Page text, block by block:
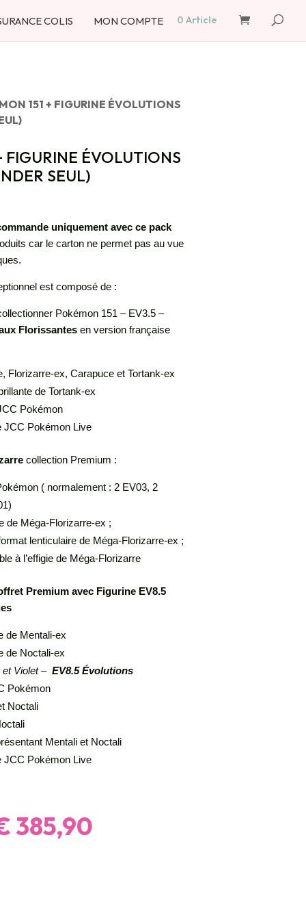
COLIS MON COMPTE 0 Article
produits
151 + FIGURINE ÉVOLUTIONS
FIGURINE ÉVOLUTIONS
SEUL)
uniquement avec ce pack
car le carton ne permet pas au vue
est composé de :
Pokémon 151 – EV3.5 –
Florissantesen version française
Florizarre-ex, Carapuce et Tortank-ex
de Tortank-ex
Pokémon
JCC Pokémon Live
collection Premium :
( normalement : 2 EV03, 2
de Méga-Florizarre-ex ;
lenticulaire de Méga-Florizarre-ex ;
à l’effigie de Méga-Florizarre
Premium avec Figurine EV8.5
de Mentali-ex
de Noctali-ex
Violet – EV8.5 Évolutions
Pokémon
Noctali
Mentali et Noctali
JCC Pokémon Live
:
385,90Le